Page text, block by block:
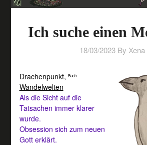
Ich suche einen
18/03/2023 By Xena
Drachenpunkt, Buch
Wandelwelten
Als die Sicht auf die
Tatsachen immer klarer
wurde.
Obsession sich zum neuen
Gott erklärt.